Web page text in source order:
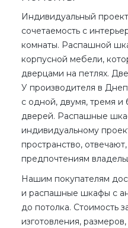
Индивидуальный
сочетаемость с
комнаты. Распашной
корпусной мебели,
дверцами на петлях.
У производителя в
с одной, двумя, тремя
дверей. Распашные
индивидуальному
пространство,
предпочтениям
Нашим покупателям
и распашные шкафы с
до потолка. Стоимость
изготовления,